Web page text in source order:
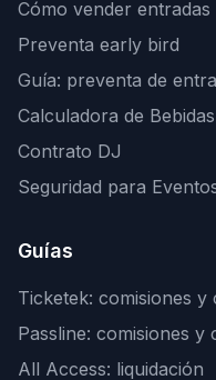
Cómo vender entradas
Preventa early bird
Guía: preventa de
Calculadora de Bebidas
Contrato DJ
Seguridad para
Guías
Ticketek: comisiones y
Passline: comisiones y
All Access: liquidación